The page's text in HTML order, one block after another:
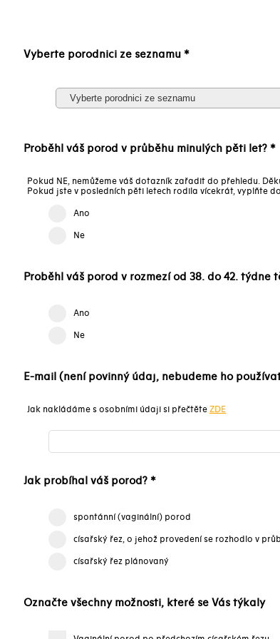
Vyberte porodnici ze seznamu *
Proběhl váš porod v průběhu minulých pěti let? *
Pokud NE, nemůžeme váš dotazník zařadit do přehledu.
Pokud jste v posledních pěti letech rodila vícekrát, vyplňte
Ano
Ne
Proběhl váš porod v rozmezí od 38. do 42. týdne
Ano
Ne
E-mail (není povinný údaj, nebudeme ho
Jak nakládáme s osobními údaji si přečtěte ZDE
Jak probíhal váš porod? *
spontánní (vaginální) porod
císařský řez, o jehož provedení se rozhodlo v
císařský řez plánovaný
Označte všechny možnosti, které se Vás týkaly